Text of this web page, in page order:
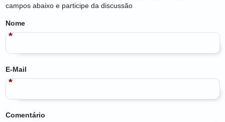
campos abaixo e participe da discussão
Nome
E-Mail
Comentário